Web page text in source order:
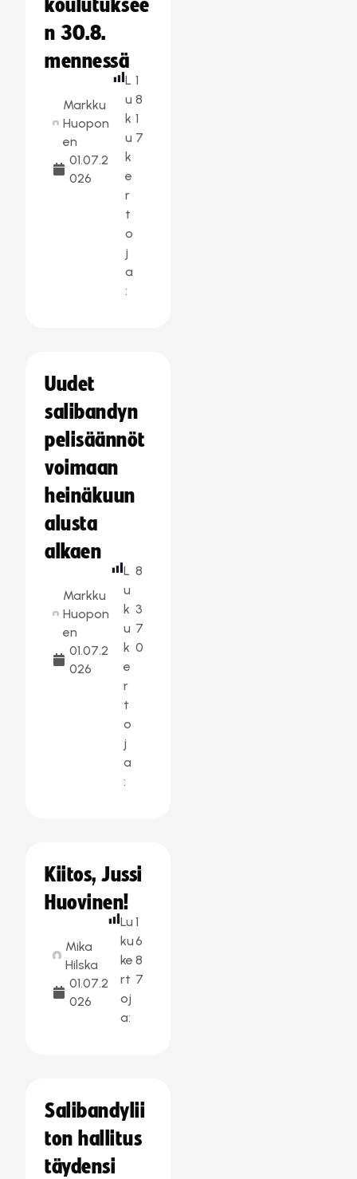
koulutuksee
n 30.8.
mennessä
Markku
Huopon
en
01.07.2
026
L
u
k
u
k
e
r
t
o
j
a
:
1
8
1
7
Uudet
salibandyn
pelisäännöt
voimaan
heinäkuun
alusta
alkaen
Markku
Huopon
en
01.07.2
026
L
u
k
u
k
e
r
t
o
j
a
:
8
3
7
0
Kiitos, Jussi
Huovinen!
Mika
Hilska
01.07.2
026
Lu
ku
ke
rt
oj
a:
1
6
8
7
Salibandylii
ton hallitus
täydensi